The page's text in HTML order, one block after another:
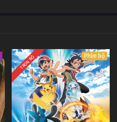
TRỌN BỘ Phim bộ